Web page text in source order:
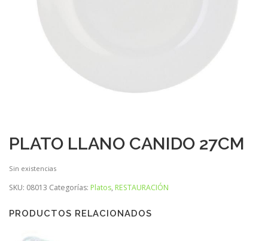
PLATO LLANO CANIDO 27CM
Sin existencias
SKU: 08013 Categorías: Platos, RESTAURACIÓN
PRODUCTOS RELACIONADOS